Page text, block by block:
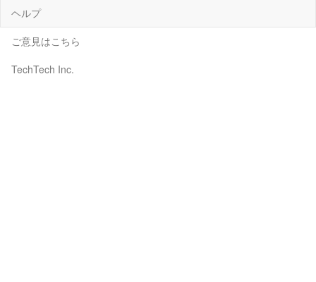
ヘルプ
ご意見はこちら
TechTech Inc.